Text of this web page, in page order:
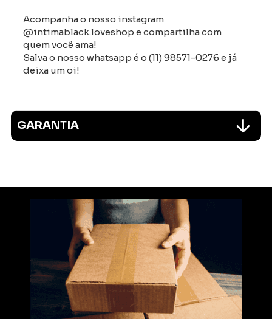
Acompanha o nosso instagram
@intimablack.loveshop e compartilha com
quem você ama!
Salva o nosso whatsapp é o (11) 98571-0276 e já
deixa um oi!
GARANTIA